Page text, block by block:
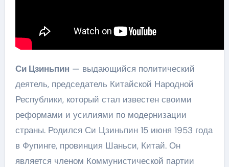
Си Цзиньпин — выдающийся политический
деятель, председатель Китайской Народной
Республики, который стал известен своими
реформами и усилиями по модернизации
страны. Родился Си Цзиньпин 15 июня 1953 года
в Фупинге, провинция Шаньси, Китай. Он
является членом Коммунистической партии